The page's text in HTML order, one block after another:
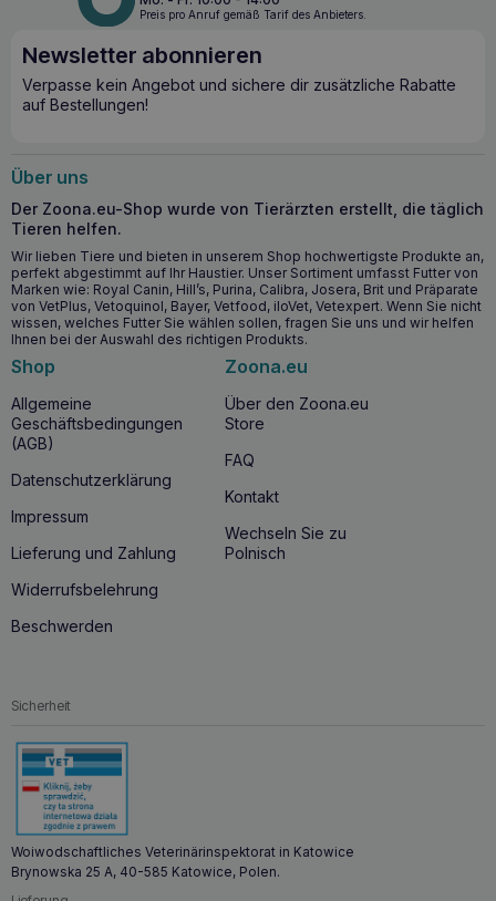
Preis pro Anruf gemäß Tarif des Anbieters.
Newsletter abonnieren
Verpasse kein Angebot und sichere dir zusätzliche Rabatte
auf Bestellungen!
Über uns
Der Zoona.eu-Shop wurde von Tierärzten erstellt, die täglich
Tieren helfen.
Wir lieben Tiere und bieten in unserem Shop hochwertigste Produkte an,
perfekt abgestimmt auf Ihr Haustier. Unser Sortiment umfasst Futter von
Marken wie: Royal Canin, Hill’s, Purina, Calibra, Josera, Brit und Präparate
von VetPlus, Vetoquinol, Bayer, Vetfood, iloVet, Vetexpert. Wenn Sie nicht
wissen, welches Futter Sie wählen sollen, fragen Sie uns und wir helfen
Ihnen bei der Auswahl des richtigen Produkts.
Shop
Allgemeine
Geschäftsbedingungen
(AGB)
Datenschutzerklärung
Impressum
Lieferung und Zahlung
Widerrufsbelehrung
Beschwerden
Zoona.eu
Über den Zoona.eu
Store
FAQ
Kontakt
Wechseln Sie zu
Polnisch
Sicherheit
Woiwodschaftliches Veterinärinspektorat in Katowice
Brynowska 25 A, 40-585 Katowice, Polen.